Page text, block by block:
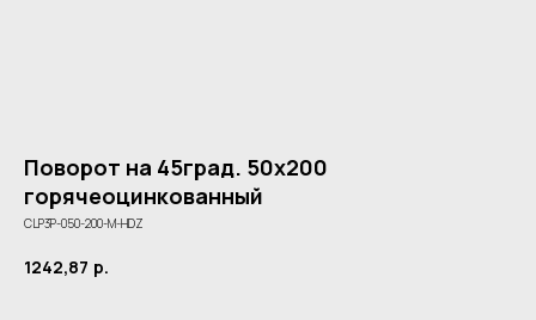
Поворот на 45град. 50х200
горячеоцинкованный
CLP3P-050-200-M-HDZ
1242,87 р.